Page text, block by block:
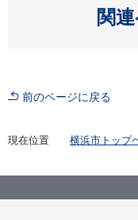
関
前のページに戻る
現在位置 横浜市トップ
ポケモンピカ
四弾を瀬谷区